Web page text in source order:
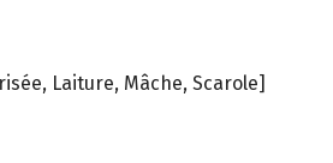
Laiture, Mâche, Scarole]